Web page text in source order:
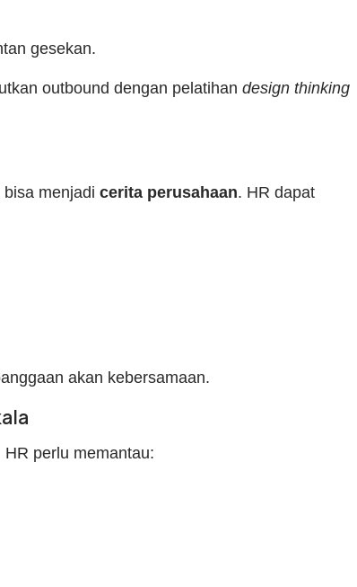
gesekan.
outbound dengan pelatihan design thinking
menjadi cerita perusahaan. HR dapat
akan kebersamaan.
perlu memantau: